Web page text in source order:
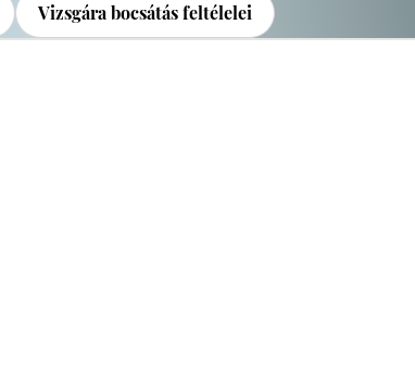
Vizsgára bocsátás feltélelei